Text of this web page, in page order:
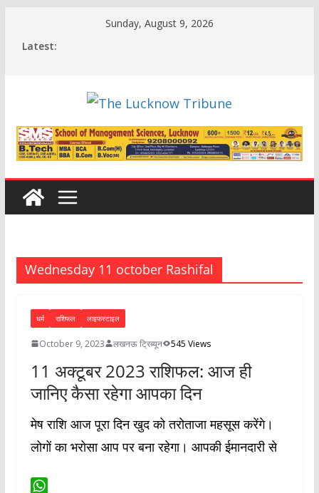
Sunday, August 9, 2026
Latest:
Wednesday 11 october Rashifal
धर्म राशिफल लाइफस्टाइल
October 9, 2023 लखनऊ ट्रिब्यून 545 Views
11 अक्टूबर 2023 राशिफल: आज ही
जानिए कैसा रहेगा आपका दिन
मेष राशि आज पूरा दिन खुद को तरोताजा महसूस करेंगे।
लोगों का भरोसा आप पर बना रहेगा। आपकी ईमानदारी से